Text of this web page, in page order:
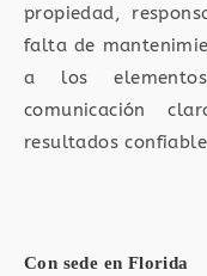
propiedad,
falta de
a los
comunicación
resultados
Con sede en Florida